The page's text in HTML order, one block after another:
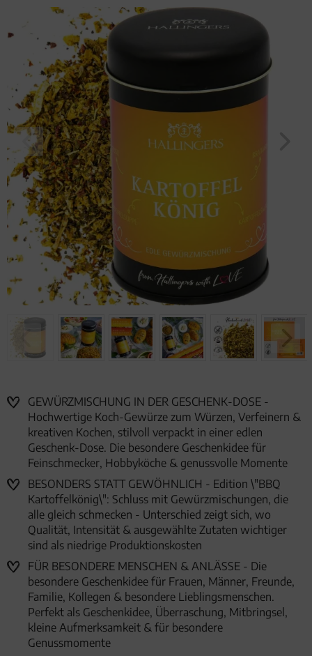
"BBQ Kartoffelkönig" (70g, Aromadose) für Frauen Männer
GEWÜRZMISCHUNG IN DER GESCHENK-DOSE -
Hochwertige Koch-Gewürze zum Würzen, Verfeinern &
kreativen Kochen, stilvoll verpackt in einer edlen
Geschenk-Dose. Die besondere Geschenkidee für
Feinschmecker, Hobbyköche & genussvolle Momente
BESONDERS STATT GEWÖHNLICH - Edition \"BBQ
Kartoffelkönig\": Schluss mit Gewürzmischungen, die
alle gleich schmecken - Unterschied zeigt sich, wo
Qualität, Intensität & ausgewählte Zutaten wichtiger
sind als niedrige Produktionskosten
FÜR BESONDERE MENSCHEN & ANLÄSSE - Die
besondere Geschenkidee für Frauen, Männer, Freunde,
Familie, Kollegen & besondere Lieblingsmenschen.
Perfekt als Geschenkidee, Überraschung, Mitbringsel,
kleine Aufmerksamkeit & für besondere
Genussmomente